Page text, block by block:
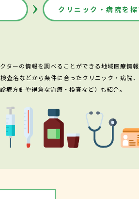
クリニック・病院を探
ーの情報を調べることができる地域医療情報
名などから条件に合ったクリニック・病院
方針や得意な治療・検査など）も紹介。